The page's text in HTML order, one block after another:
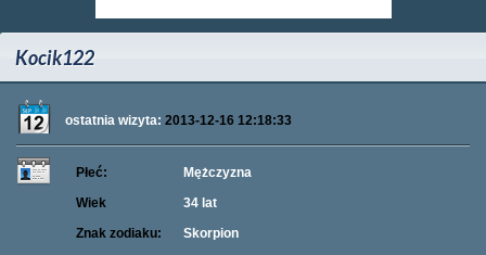
Kocik122
ostatnia wizyta: 2013-12-16 12:18:33
Płeć:
Mężczyzna
Wiek
34 lat
Znak zodiaku:
Skorpion